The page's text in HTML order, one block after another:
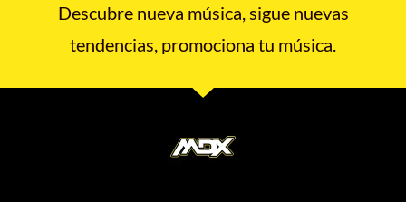
Descubre nueva música, sigue nuevas
tendencias, promociona tu música.